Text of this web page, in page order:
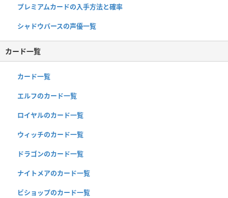
プレミアムカードの入手方法と確率
シャドウバースの声優一覧
カード一覧
カード一覧
エルフのカード一覧
ロイヤルのカード一覧
ウィッチのカード一覧
ドラゴンのカード一覧
ナイトメアのカード一覧
ビショップのカード一覧